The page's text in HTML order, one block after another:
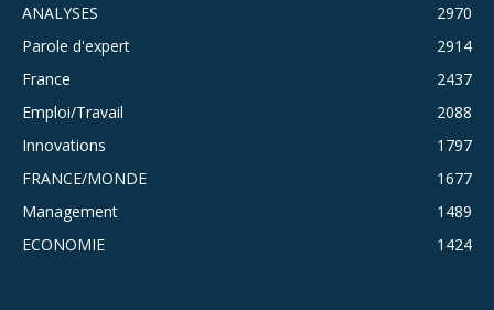
ANALYSES
2970
Parole d'expert
2914
France
2437
Emploi/Travail
2088
Innovations
1797
FRANCE/MONDE
1677
Management
1489
ECONOMIE
1424